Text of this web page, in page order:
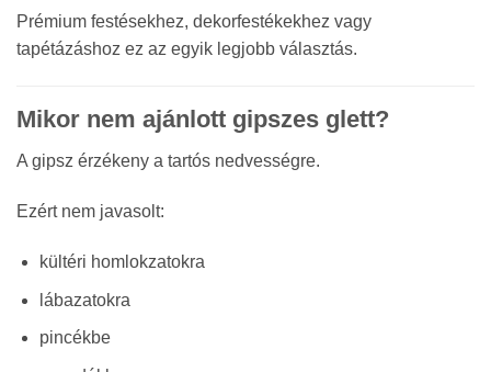
Prémium festésekhez, dekorfestékekhez vagy
tapétázáshoz ez az egyik legjobb választás.
Mikor nem ajánlott gipszes glett?
A gipsz érzékeny a tartós nedvességre.
Ezért nem javasolt:
kültéri homlokzatokra
lábazatokra
pincékbe